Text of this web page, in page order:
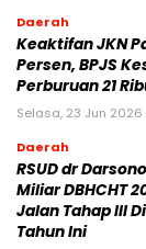
Daerah
Keaktifan JKN
Persen, BPJS
Perburuan 21
Selasa, 23 Jun 2026
Daerah
RSUD dr
Miliar DBHCHT
Jalan Tahap III
Tahun Ini